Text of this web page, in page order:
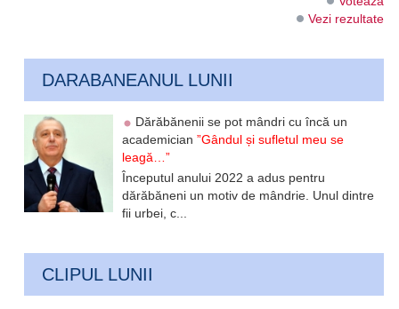
Vezi rezultate
DARABANEANUL LUNII
Dărăbănenii se pot mândri cu încă un
academician”Gândul și sufletul meu se
leagă…”
Începutul anului 2022 a adus pentru
dărăbăneni un motiv de mândrie. Unul dintre
fii urbei, c...
CLIPUL LUNII